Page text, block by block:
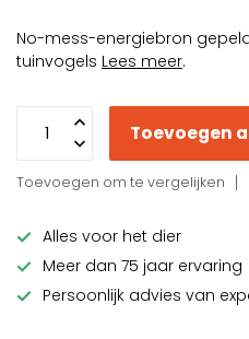
No-mess-energiebron
tuinvogels Lees meer.
Toevoegen
Toevoegen om te vergelijken
Alles voor het dier
Meer dan 75 jaar ervaring
Persoonlijk advies van